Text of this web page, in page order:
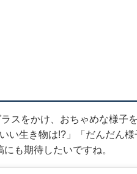
スをかけ、おちゃめな様子
い生き物は!?」「だんだん様
も期待したいですね。